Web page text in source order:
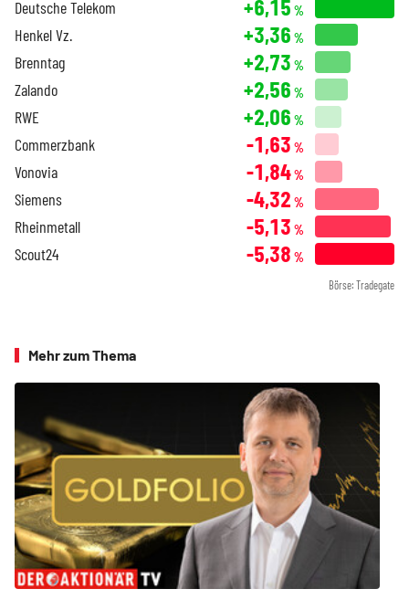
Deutsche Telekom +6,15 %
Henkel Vz. +3,36 %
Brenntag +2,73 %
Zalando +2,56 %
RWE +2,06 %
Commerzbank -1,63 %
Vonovia -1,84%
Siemens -4,32 %
Rheinmetall -5,13 %
Scout24 -5,38 %
Börse: Tradegate
Mehr zum Thema